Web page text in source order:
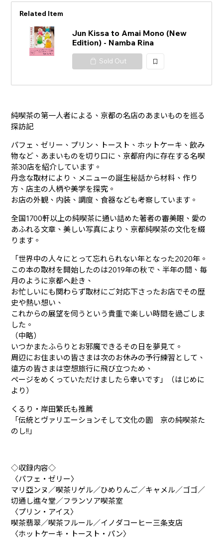
Related Item
Jun Kissa to Amai Mono (New
Edition) - Namba Rina
Sold Out
加
純喫茶の第一人者による、京都の名店のあまいものを巡る
探訪記
パフェ、ゼリー、プリン、トースト、ホットケーキ、飲み
物など、あまいものを切り口に、京都府内に存在する名喫
茶30店を紹介しています。
丹念な取材により、メニューの誕生秘話から材料、作り
方、店主の人柄や美学を探究。
お店の外観、内装、調度、食器なども考察しています。
全国1700軒以上の純喫茶に通い詰めた著者の審美眼、愛の
あふれる文章、美しい写真により、京都純喫茶の文化を綴
ります。
「世界中の人々にとって忘れられない年となった2020年。
この本の取材を開始したのは2019年の秋で、半年の間、毎
月のように京都へ赴き、
お忙しいにも関わらず取材にご対応下さったお店でその歴
史や熱い想い、
これからの展望を伺うという貴重で楽しい時間を過ごしま
した。
（中略）
いつかまたふらりとお邪魔できるその日を夢見て。
周辺にお住まいの皆さまは次のお休みの予行練習として、
遠方の皆さまは空想旅行に飛び立つため、
ページをめくっていただけましたら幸いです」（はじめに
より）
くるり・岸田繁氏も推薦
「伝統とヴァリエーションそして文化の園 京の純喫茶た
のし!!」
◇収録内容◇
〈パフェ・ゼリー〉
マリ亞ンヌ／喫茶リゲル／ひめりんご／キャメル／ゴゴ／
切通し進々堂／フランソア喫茶室
〈プリン・アイス〉
喫茶翡翠／喫茶フルール／イノダコーヒー三条支店
〈ホットケーキ・トースト・パン〉